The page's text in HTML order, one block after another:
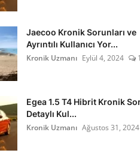
Jaecoo Kronik Sorunları ve
Ayrıntılı Kullanıcı Yor...
Kronik Uzmanı Eylül 4, 2024 1
Egea 1.5 T4 Hibrit Kronik
Detaylı Kul...
Kronik Uzmanı Ağustos 31, 2024